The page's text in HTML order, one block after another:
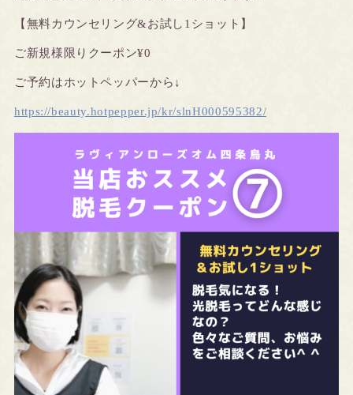
【無料カウンセリング&お試し1ショット 】
ご新規様限りクーポン¥0
ご予約はホットペッパーから↓
https://beauty.hotpepper.jp/kr/slnH000595382/